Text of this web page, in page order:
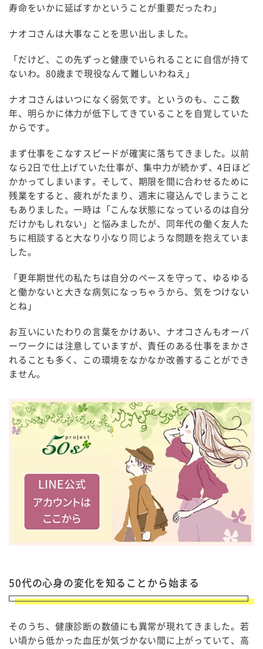
寿命をいかに延ばすかということが重要だったわ」
ナオコさんは大事なことを思い出しました。
「だけど、この先ずっと健康でいられることに自信が持て
ないわ。80歳まで現役なんて難しいわねえ」
ナオコさんはいつになく弱気です。というのも、ここ数
年、明らかに体力が低下してきていることを自覚していた
からです。
まず仕事をこなすスピードが確実に落ちてきました。以前
なら2日で仕上げていた仕事が、集中力が続かず、4日ほど
かかってしまいます。そして、期限を間に合わせるために
残業をすると、疲れがたまり、週末に寝込んでしまうこと
もありました。一時は「こんな状態になっているのは自分
だけかもしれない」と悩みましたが、同年代の働く友人た
ちに相談すると大なり小なり同じような問題を抱えていま
した。
「更年期世代の私たちは自分のペースを守って、ゆるゆる
と働かないと大きな病気になっちゃうから、気をつけない
とね」
お互いにいたわりの言葉をかけあい、ナオコさんもオーバ
ーワークには注意していますが、責任のある仕事をまかさ
れることも多く、この環境をなかなか改善することができ
ません。
50代の心身の変化を知ることから始まる
そのうち、健康診断の数値にも異常が現れてきました。若
い頃から低かった血圧が気づかない間に上がっていて、高